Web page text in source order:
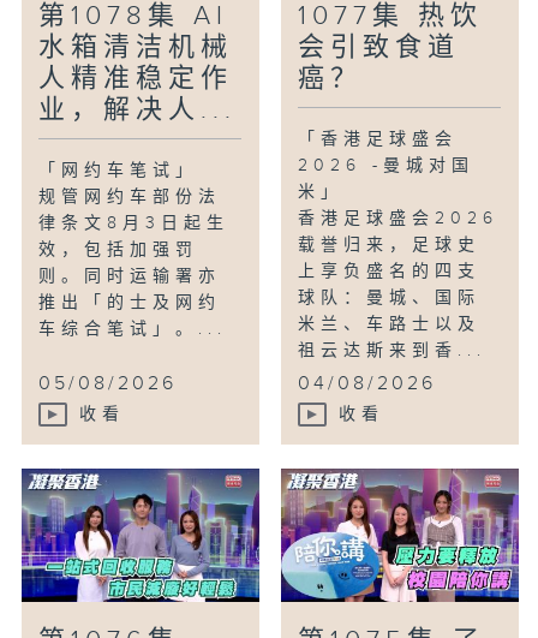
第1078集 AI
水箱清洁机械
人精准稳定作
业，解决人...
「网约车笔试」
规管网约车部份法
律条文8月3日起生
效，包括加强罚
则。同时运输署亦
推出「的士及网约
车综合笔试」。...
05/08/2026
收看
1077集 热饮
会引致食道
癌？
「香港足球盛会
2026 -曼城对国
米」
香港足球盛会2026
载誉归来，足球史
上享负盛名的四支
球队：曼城、国际
米兰、车路士以及
祖云达斯来到香...
04/08/2026
收看